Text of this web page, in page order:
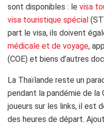
sont disponibles : le visa
visa touristique spécial
part le visa, ils doivent
médicale et de voyage,
(COE) et biens d’autres
La Thaïlande reste un
pendant la pandémie de la
joueurs sur les links, il est
des heures de départ.